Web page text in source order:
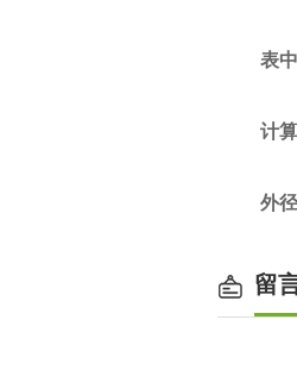
表中
计算
外径
留